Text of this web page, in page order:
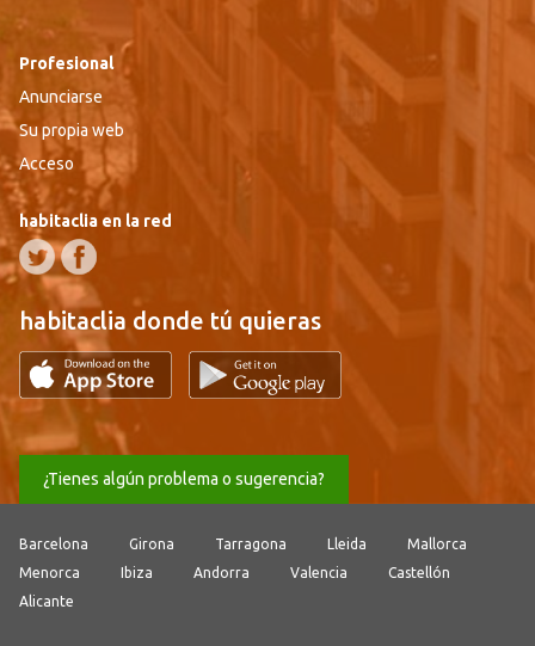
Profesional
Anunciarse
Su propia web
Acceso
habitaclia en la red
habitaclia donde tú quieras
¿Tienes algún problema o sugerencia?
Barcelona Girona Tarragona Lleida
Mallorca
Menorca
Ibiza Andorra Valencia
Castellón
Alicante